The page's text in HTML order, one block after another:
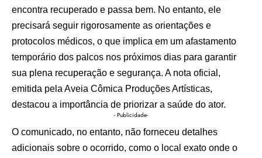
encontra recuperado e passa bem. No entanto, ele
precisará seguir rigorosamente as orientações e
protocolos médicos, o que implica em um afastamento
temporário dos palcos nos próximos dias para garantir
sua plena recuperação e segurança. A nota oficial,
emitida pela Aveia Cômica Produções Artísticas,
destacou a importância de priorizar a saúde do ator.
- Publicidade-
O comunicado, no entanto, não forneceu detalhes
adicionais sobre o ocorrido, como o local exato onde o